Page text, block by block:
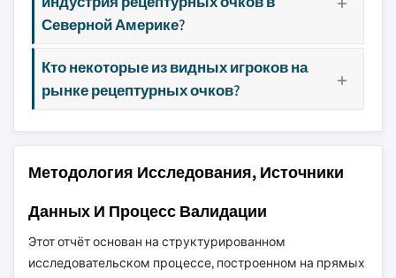
Северной Америке?
Кто некоторые из видных игроков на
рынке рецептурных очков?
Методология Исследования, Источники
Данных И Процесс Валидации
Этот отчёт основан на структурированном
исследовательском процессе, построенном на прямых